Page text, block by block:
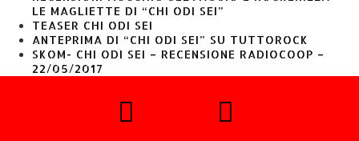
LE MAGLIETTE DI “CHI ODI SEI”
TEASER CHI ODI SEI
ANTEPRIMA DI “CHI ODI SEI” SU TUTTOROCK
SKOM- CHI ODI SEI – RECENSIONE RADIOCOOP –
22/05/2017